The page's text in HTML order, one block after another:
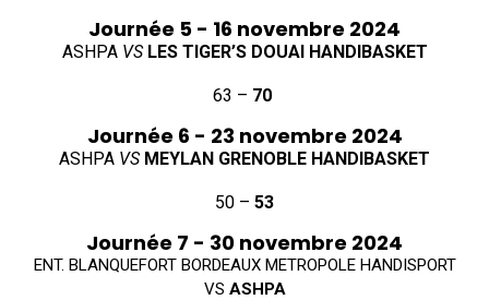
Journée 5 - 16 novembre 2024
ASHPA VS LES TIGER’S DOUAI HANDIBASKET
63 – 70
Journée 6 - 23 novembre 2024
ASHPA VS MEYLAN GRENOBLE HANDIBASKET
50 – 53
Journée 7 - 30 novembre 2024
ENT. BLANQUEFORT BORDEAUX METROPOLE HANDISPORT
VS ASHPA